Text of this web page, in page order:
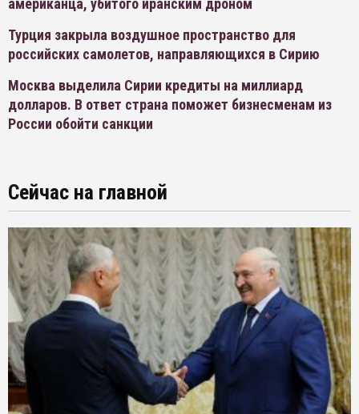
американца, убитого иранским дроном
Турция закрыла воздушное пространство для
российских самолетов, направляющихся в Сирию
Москва выделила Сирии кредиты на миллиард
долларов. В ответ страна поможет бизнесменам из
России обойти санкции
Сейчас на главной